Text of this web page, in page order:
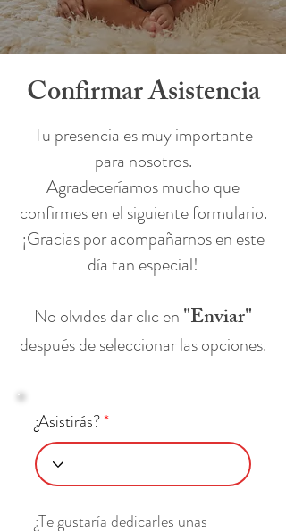
Confirmar Asistencia
Tu presencia es muy importante
para nosotros.
Agradeceríamos mucho que
confirmes en el siguiente formulario.
¡Gracias por acompañarnos en este
día tan especial!
No olvides dar clic en "Enviar"
después de seleccionar las opciones.
¿Asistirás?
¿Te gustaría dedicarles unas